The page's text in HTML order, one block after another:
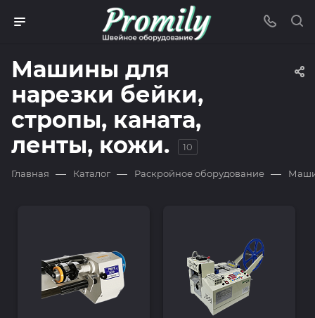
Машины для
нарезки бейки,
стропы, каната,
ленты, кожи.
10
Главная — Каталог — Раскройное оборудование —